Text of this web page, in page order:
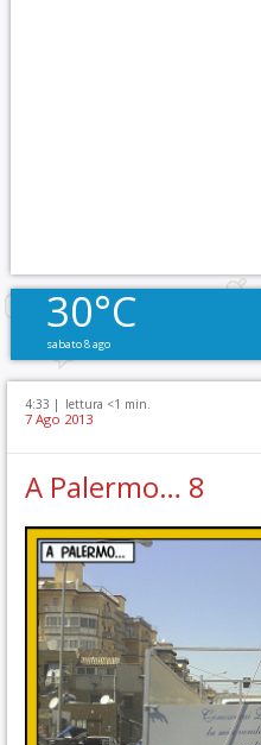
30°C
sabato 8 ago
4:33 | lettura <1 min.
7 Ago 2013
A Palermo… 8